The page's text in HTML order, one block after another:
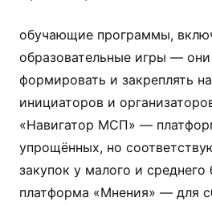
обучающие программы,
образовательные игры —
формировать и закреплять
инициаторов и
«Навигатор МСП» —
упрощённых, но
закупок у малого и среднего
платформа «Мнения» — для